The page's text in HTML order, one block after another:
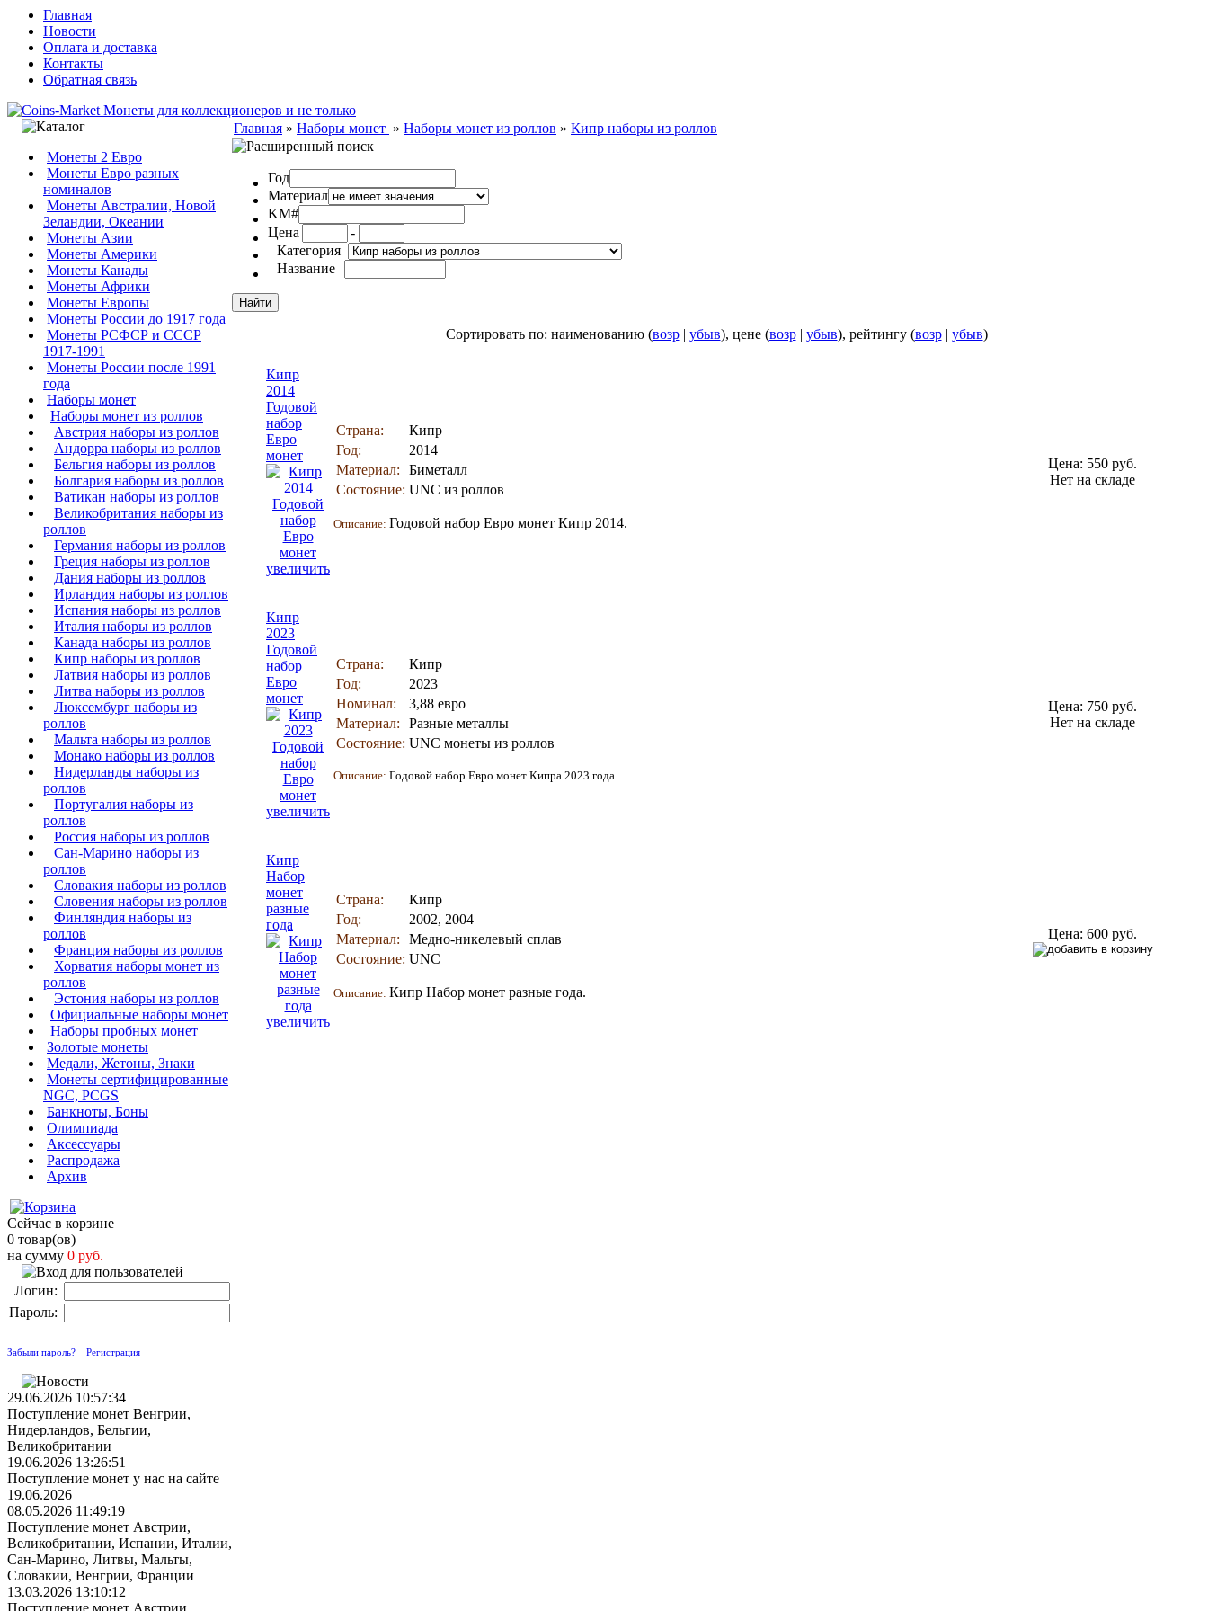
Главная
Новости
Оплата и доставка
Контакты
Обратная связь
Монеты 2 Евро
Монеты Евро разных
номиналов
Монеты Австралии, Новой
Зеландии, Океании
Монеты Азии
Монеты Америки
Монеты Канады
Монеты Африки
Монеты Европы
Монеты России до 1917 года
Монеты РСФСР и СССР
1917-1991
Монеты России после 1991
года
Наборы монет
Наборы монет из роллов
Австрия наборы из роллов
Андорра наборы из роллов
Бельгия наборы из роллов
Болгария наборы из роллов
Ватикан наборы из роллов
Великобритания наборы из
роллов
Германия наборы из роллов
Греция наборы из роллов
Дания наборы из роллов
Ирландия наборы из роллов
Испания наборы из роллов
Италия наборы из роллов
Канада наборы из роллов
Кипр наборы из роллов
Латвия наборы из роллов
Литва наборы из роллов
Люксембург наборы из
роллов
Мальта наборы из роллов
Монако наборы из роллов
Нидерланды наборы из
роллов
Португалия наборы из
роллов
Россия наборы из роллов
Сан-Марино наборы из
роллов
Словакия наборы из роллов
Словения наборы из роллов
Финляндия наборы из
роллов
Франция наборы из роллов
Хорватия наборы монет из
роллов
Эстония наборы из роллов
Официальные наборы монет
Наборы пробных монет
Золотые монеты
Медали, Жетоны, Знаки
Монеты сертифицированные
NGC, PCGS
Банкноты, Боны
Олимпиада
Аксессуары
Распродажа
Архив
Сейчас в корзине
0 товар(ов)
на сумму 0 руб.
Логин:
Пароль:
Забыли пароль? Регистрация
29.06.2026 10:57:34
Поступление монет Венгрии,
Нидерландов, Бельгии,
Великобритании
19.06.2026 13:26:51
Поступление монет у нас на сайте
19.06.2026
08.05.2026 11:49:19
Поступление монет Австрии,
Великобритании, Испании, Италии,
Сан-Марино, Литвы, Мальты,
Словакии, Венгрии, Франции
13.03.2026 13:10:12
Поступление монет Австрии,
Главная » Наборы монет » Наборы монет из роллов » Кипр наборы из роллов
Год
Материал
KM#
Цена
-
Категория
Название
Сортировать по: наименованию (возр| убыв), цене (возр| убыв), рейтингу (возр| убыв)
Кипр
2014
Годовой
набор
Евро
монет
увеличить
Страна:
Кипр
Год:
2014
Материал:
Биметалл
Состояние: UNC из роллов
Описание: Годовой набор Евро монет Кипр 2014.
Цена: 550 руб.
Нет на складе
Кипр
2023
Годовой
набор
Евро
монет
увеличить
Страна:
Кипр
Год:
2023
Номинал:
3,88 евро
Материал:
Разные металлы
Состояние: UNC монеты из роллов
Описание: Годовой набор Евро монет Кипра 2023 года.
Цена: 750 руб.
Нет на складе
Кипр
Набор
монет
разные
года
увеличить
Страна:
Кипр
Год:
2002, 2004
Материал:
Медно-никелевый сплав
Состояние: UNC
Описание: Кипр Набор монет разные года.
Цена: 600 руб.